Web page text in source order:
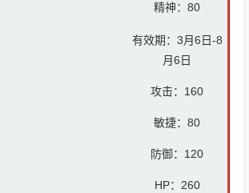
精神：80
有效期：3月6日-8
月6日
攻击： 160
敏捷：80
防御：120
HP：260